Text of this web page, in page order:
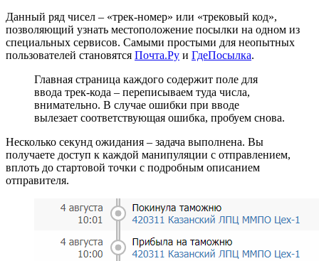
Данный ряд чисел – «трек-номер» или «трековый код»,
позволяющий узнать местоположение посылки на одном из
специальных сервисов. Самыми простыми для неопытных
пользователей становятся Почта.Ру и ГдеПосылка.
Главная страница каждого содержит поле для
ввода трек-кода – переписываем туда числа,
внимательно. В случае ошибки при вводе
вылезает соответствующая ошибка, пробуем снова.
Несколько секунд ожидания – задача выполнена. Вы
получаете доступ к каждой манипуляции с отправлением,
вплоть до стартовой точки с подробным описанием
отправителя.